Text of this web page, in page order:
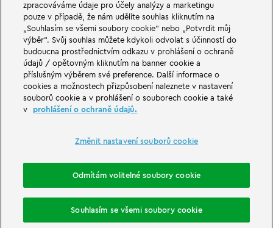
od 2 do 12 let. LEGOLAND Park se nachází nedaleko Günzburgu v Bavorsku.
LEGOLAND Deutschland je jedním z největších zábavních parků v Bavorsku
a jedním z nejznámějších a nejoblíbenějších zábavních parků v Německu. Se
svými 68 atrakcemi nabízí zábavní park jedinečný zážitek pro dospělé i děti.
Kromě zábavního parku je součástí LEGOLAND Resortu také prázdninová
vesnička s různými možnostmi přenocování. Návštěvníci se zde mohou
ubytovat v pirátském ostrovním hotelu, tematických prázdninových
domech, v rytířských hradech, v kempu a také v sudech.
LEGOLAND Deutschland Resort is part of the Merlin Entertainments Group.
LEGO, the LEGO logo, the Brick and Knob configurations, the Minifigure,
THE LEGO® MOVIE © & ™ LEGO Group & Warner Bros. Entertainment Inc. All
Rezervace ubytování
zpracováváme údaje pro účely analýzy a marketingu
pouze v případě, že nám udělíte souhlas kliknutím na
„Souhlasím se všemi soubory cookie“ nebo „Potvrdit můj
výběr“. Svůj souhlas můžete kdykoli odvolat s účinností do
budoucna prostřednictvím odkazu v prohlášení o ochraně
údajů / opětovným kliknutím na banner cookie a
příslušným výběrem své preference. Další informace o
cookies a možnostech přizpůsobení naleznete v nastavení
souborů cookie a v prohlášení o souborech cookie a také
v prohlášení o ochraně údajů.
Změnit nastavení souborů cookie
Odmítám volitelné soubory cookie
Souhlasím se všemi soubory cookie